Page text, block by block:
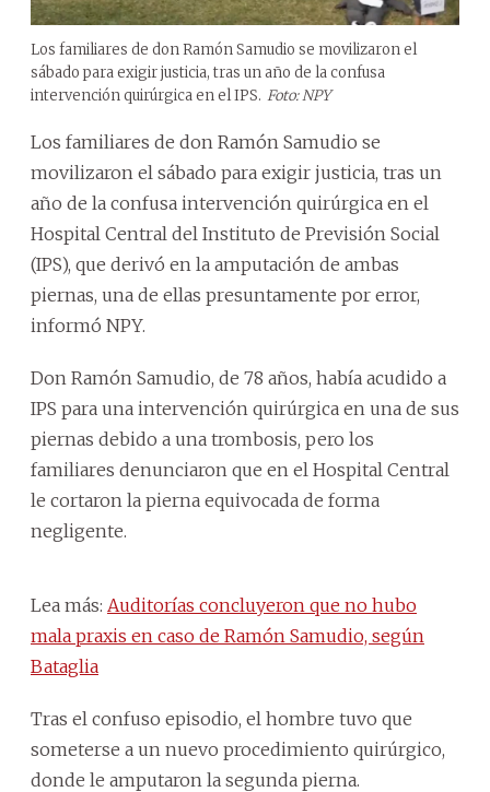
Los familiares de don Ramón Samudio se movilizaron el
sábado para exigir justicia, tras un año de la confusa
intervención quirúrgica en el IPS. Foto: NPY
Los familiares de don Ramón Samudio se
movilizaron el sábado para exigir justicia, tras un
año de la confusa intervención quirúrgica en el
Hospital Central del Instituto de Previsión Social
(IPS), que derivó en la amputación de ambas
piernas, una de ellas presuntamente por error,
informó NPY.
Don Ramón Samudio, de 78 años, había acudido a
IPS para una intervención quirúrgica en una de sus
piernas debido a una trombosis, pero los
familiares denunciaron que en el Hospital Central
le cortaron la pierna equivocada de forma
negligente.
Lea más: Auditorías concluyeron que no hubo
mala praxis en caso de Ramón Samudio, según
Bataglia
Tras el confuso episodio, el hombre tuvo que
someterse a un nuevo procedimiento quirúrgico,
donde le amputaron la segunda pierna.